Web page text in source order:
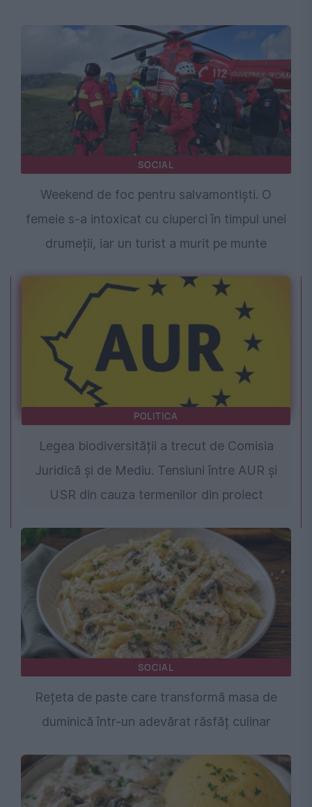
SOCIAL
Weekend de foc pentru salvamontiști. O
femeie s-a intoxicat cu ciuperci în timpul unei
drumeții, iar un turist a murit pe munte
POLITICA
Legea biodiversității a trecut de Comisia
Juridică și de Mediu. Tensiuni între AUR și
USR din cauza termenilor din proiect
SOCIAL
Rețeta de paste care transformă masa de
duminică într-un adevărat răsfăț culinar